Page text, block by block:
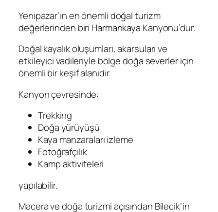
Yenipazar’ın en önemli doğal turizm
değerlerinden biri Harmankaya Kanyonu’dur.
Doğal kayalık oluşumları, akarsuları ve
etkileyici vadileriyle bölge doğa severler için
önemli bir keşif alanıdır.
Kanyon çevresinde:
Trekking
Doğa yürüyüşü
Kaya manzaraları izleme
Fotoğrafçılık
Kamp aktiviteleri
yapılabilir.
Macera ve doğa turizmi açısından Bilecik’in